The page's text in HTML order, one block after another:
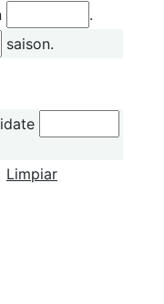
.
saison.
Limpiar